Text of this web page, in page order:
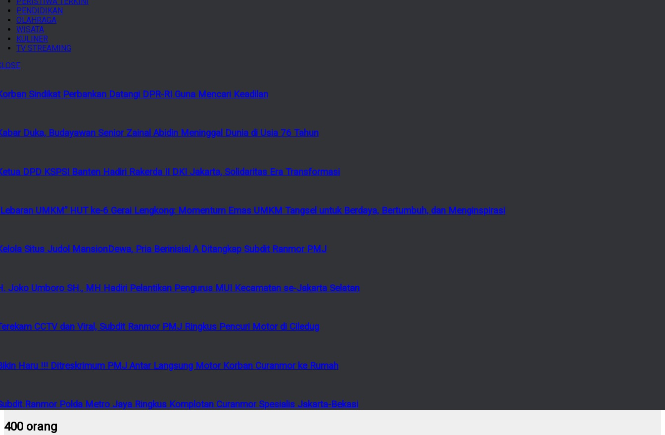
PENDIDIKAN
OLAHRAGA
WISATA
KULINER
TV STREAMING
Sindikat Perbankan Datangi DPR-RI Guna Mencari Keadilan
Duka, Budayawan Senior Zainal Abidin Meninggal Dunia di Usia 76 Tahun
DPD KSPSI Banten Hadiri Rakerda II DKI Jakarta, Solidaritas Era Transformasi
UMKM” HUT ke-6 Gerai Lengkong: Momentum Emas UMKM Tangsel untuk Berdaya, Bertumbuh, dan Menginspirasi
Situs Judol MansionDewa, Pria Berinisial A Ditangkap Subdit Ranmor PMJ
Joko Umboro SH., MH Hadiri Pelantikan Pengurus MUI Kecamatan se-Jakarta Selatan
CCTV dan Viral, Subdit Ranmor PMJ Ringkus Pencuri Motor di Ciledug
Haru !!! Ditreskrimum PMJ Antar Langsung Motor Korban Curanmor ke Rumah
Ranmor Polda Metro Jaya Ringkus Komplotan Curanmor Spesialis Jakarta-Bekasi
400 orang